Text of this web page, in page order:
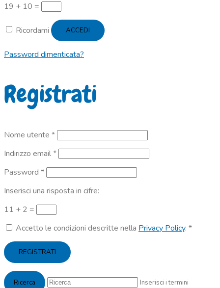
19 + 10 =
Ricordami ACCEDI
Password dimenticata?
Registrati
Nome utente *Richiesto
Indirizzo email*Richiesto
Password *Richiesto
Inserisci una risposta in cifre:
11 + 2 =
Accetto le condizioni descritte nella Privacy Policy. *
REGISTRATI
Inserisci i termini